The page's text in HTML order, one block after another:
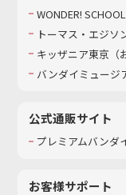
WONDER! SCHOOL
トーマス・エジソ
キッザニア東京（
バンダイミュージ
公式通販サイト
プレミアムバンダ
お客様サポート